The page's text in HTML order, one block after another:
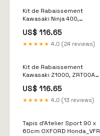
Kit de Rabaissement
Kawasaki Ninja 400,
TECHNIK peinture en spray
US$ 116.65
★★★★★ 4.0 (24 reviews)
Kit de Rabaissement
Kawasaki Z1000, ZRT00A
TECHNIK bouchon de
reservoir pure
US$ 116.65
★★★★★ 4.0 (13 reviews)
Tapis d'Atelier Sport 90 x
60cm OXFORD Honda_VFR